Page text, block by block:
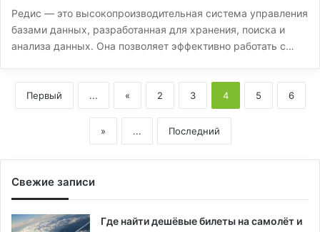
Редис — это высокопроизводительная система управления
базами данных, разработанная для хранения, поиска и
анализа данных. Она позволяет эффективно работать с…
Первый ... « 2 3 4 5 6
» ... Последний
Свежие записи
Где найти дешёвые билеты на самолёт и